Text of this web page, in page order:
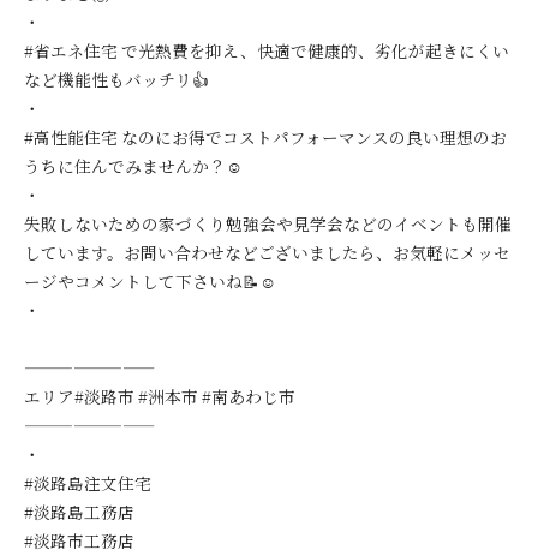
・
#省エネ住宅 で光熱費を抑え、快適で健康的、劣化が起きにくい
など機能性もバッチリ👍
・
#高性能住宅 なのにお得でコストパフォーマンスの良い理想のお
うちに住んでみませんか？☺️
・
失敗しないための家づくり勉強会や見学会などのイベントも開催
しています。お問い合わせなどございましたら、お気軽にメッセ
ージやコメントして下さいね📝☺️
・
————————
エリア#淡路市 #洲本市 #南あわじ市
————————
・
#淡路島注文住宅
#淡路島工務店
#淡路市工務店